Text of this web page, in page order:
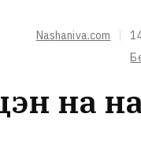
Nashaniva.com
на